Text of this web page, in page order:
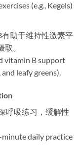
(e.g., Kegels)
助于维持性激素平
。
vitamin B support
leafy greens).
呼吸练习，缓解性
minute daily practice